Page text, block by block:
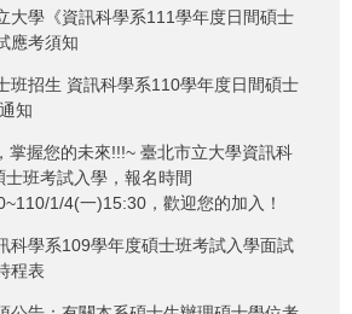
大學《資訊科學系111學年度日間碩士
應考須知
班招生 資訊科學系110學年度日間碩士
知
掌握您的未來!!!~ 臺北市立大學資訊科
班考試入學，報名時間
1/4(一)15:30，歡迎您的加入！
科學系109學年度碩士班考試入學面試
程表